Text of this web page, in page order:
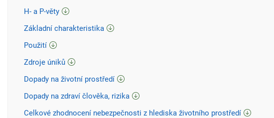
H- a P-věty
Základní charakteristika
Použití
Zdroje úniků
Dopady na životní prostředí
Dopady na zdraví člověka, rizika
Celkové zhodnocení nebezpečnosti z hlediska životního prostředí